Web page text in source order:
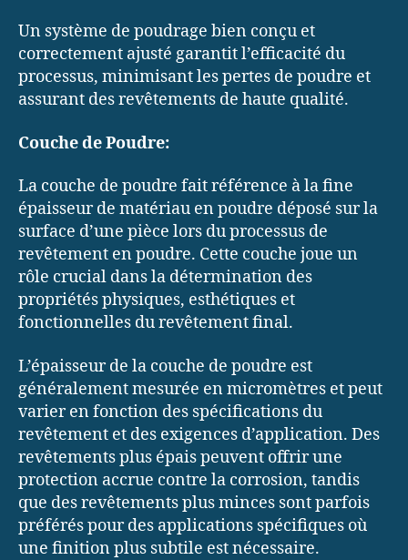
Un système de poudrage bien conçu et
correctement ajusté garantit l’efficacité du
processus, minimisant les pertes de poudre et
assurant des revêtements de haute qualité.
Couche de Poudre:
La couche de poudre fait référence à la fine
épaisseur de matériau en poudre déposé sur la
surface d’une pièce lors du processus de
revêtement en poudre. Cette couche joue un
rôle crucial dans la détermination des
propriétés physiques, esthétiques et
fonctionnelles du revêtement final.
L’épaisseur de la couche de poudre est
généralement mesurée en micromètres et peut
varier en fonction des spécifications du
revêtement et des exigences d’application. Des
revêtements plus épais peuvent offrir une
protection accrue contre la corrosion, tandis
que des revêtements plus minces sont parfois
préférés pour des applications spécifiques où
une finition plus subtile est nécessaire.